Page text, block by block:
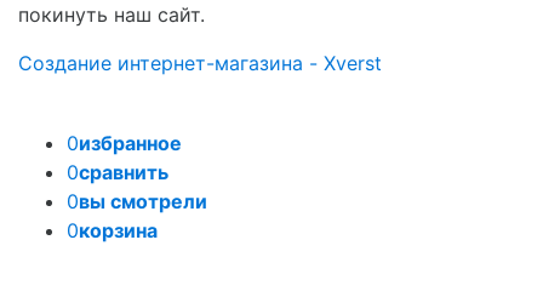
покинуть наш сайт.
Создание интернет-магазина - Xverst
0избранное
0сравнить
0вы смотрели
0корзина